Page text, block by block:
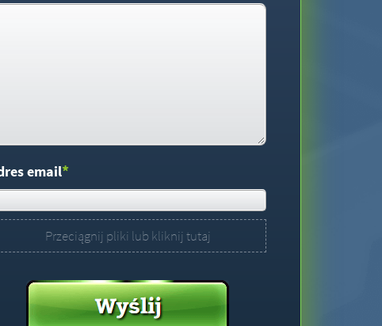
email*
Przeciągnij pliki lub kliknij tutaj